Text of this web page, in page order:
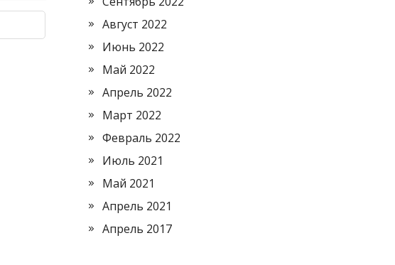
Август 2022
Июнь 2022
Май 2022
Апрель 2022
Март 2022
Февраль 2022
Июль 2021
Май 2021
Апрель 2021
Апрель 2017